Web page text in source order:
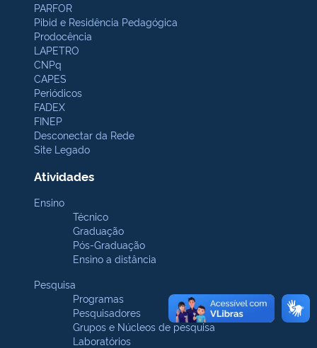
PARFOR
Pibid e Residência Pedagógica
Prodocência
LAPETRO
CNPq
CAPES
Periódicos
FADEX
FINEP
Desconectar da Rede
Site Legado
Atividades
Ensino
Técnico
Graduação
Pós-Graduação
Ensino a distância
Pesquisa
Programas
Pesquisadores
Grupos e Núcleos de pesquisa
Laboratórios